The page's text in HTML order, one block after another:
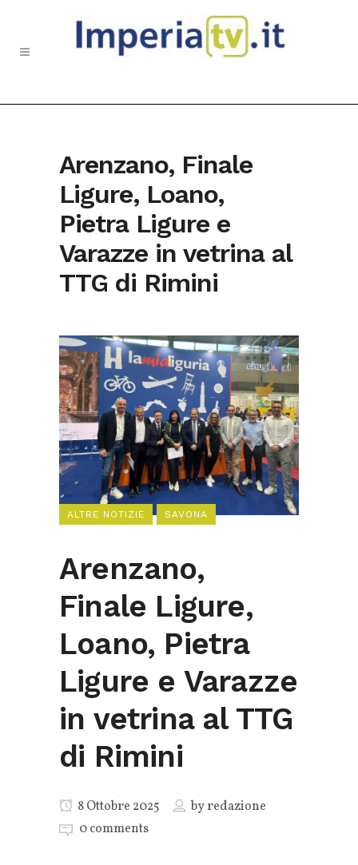
Arenzano, Finale
Ligure, Loano,
Pietra Ligure e
Varazze in vetrina al
TTG di Rimini
ALTRE NOTIZIE SAVONA
Arenzano,
Finale Ligure,
Loano, Pietra
Ligure e Varazze
in vetrina al TTG
di Rimini
8 Ottobre 2025 byredazione
0 comments